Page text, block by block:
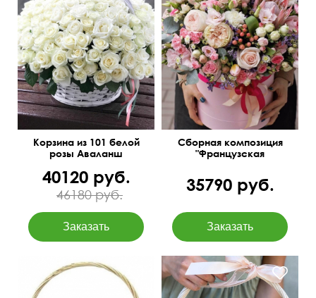
Оформление лентами
Корзина из 101 белой
розы Аваланш
40120 руб.
46180 руб.
Протея King, эвкалипт
Беби блу, пионная роза,
лимониум
Сборная композиция
"Французская
35790 руб.